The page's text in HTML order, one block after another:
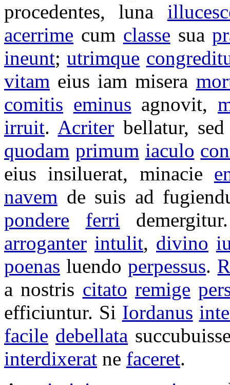
procedentes,luna
acerrime cum classe sua
ineunt;utrimque
vitam eius iammisera
comitis eminus agnovit,
irruit. Acriter bellatur,
quodam primum iaculo
eius insiluerat, minacie
navem de suis ad
pondere
ferri demergitur
arroganter intulit, divino
poenas luendo perpessus.
a nostris citato remige
efficiuntur. Si Iordanus
facile debellata
interdixerat ne faceret.